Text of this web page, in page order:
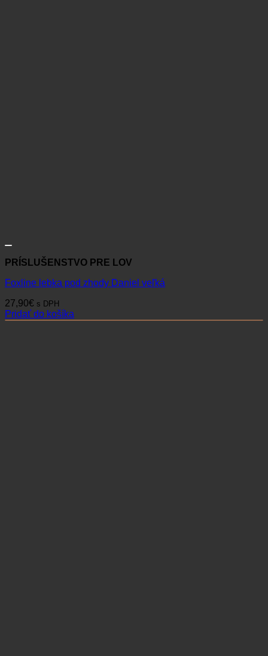
PRÍSLUŠENSTVO PRE LOV
Foxline lebka pod zhody Daniel veľká
27,90€ s DPH
Pridať do košíka